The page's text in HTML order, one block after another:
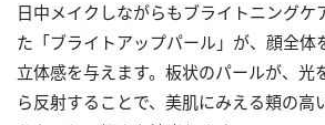
日中メイクしながらもブライトニングケ
た「ブライトアップパール」が、顔全体
立体感を与えます。板状のパールが、光
ら反射することで、美肌にみえる頬の高